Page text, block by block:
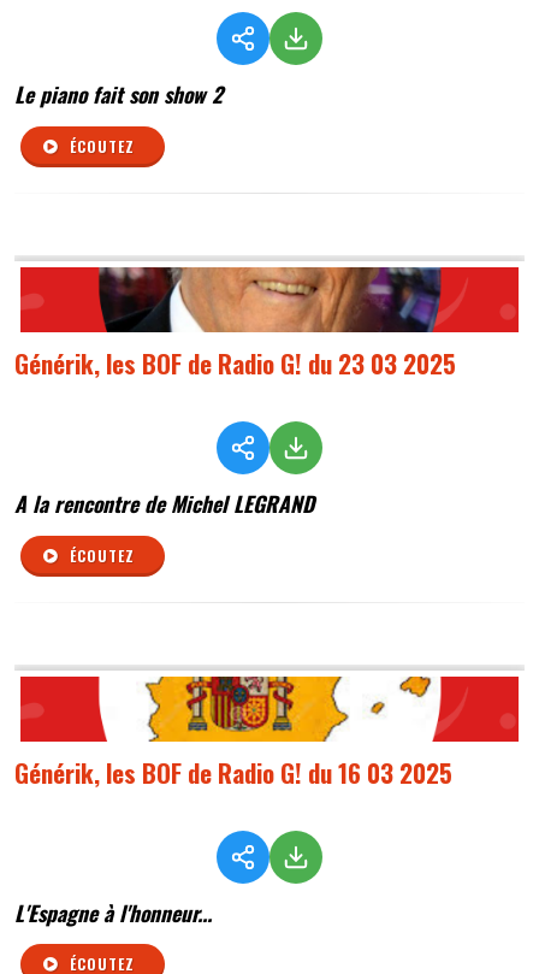
Le piano fait son show 2
ÉCOUTEZ
Générik, les BOF de Radio G! du 23 03 2025
A la rencontre de Michel LEGRAND
ÉCOUTEZ
Générik, les BOF de Radio G! du 16 03 2025
L'Espagne à l'honneur...
ÉCOUTEZ